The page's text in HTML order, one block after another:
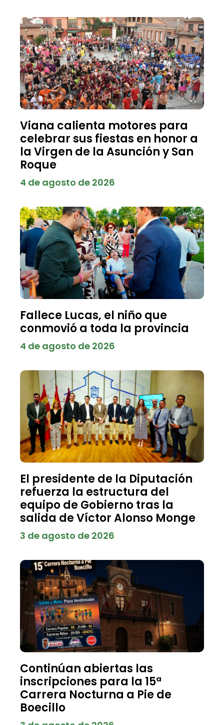
Viana calienta motores para
celebrar sus fiestas en honor a
la Virgen de la Asunción y San
Roque
4 de agosto de 2026
Fallece Lucas, el niño que
conmovió a toda la provincia
4 de agosto de 2026
El presidente de la Diputación
refuerza la estructura del
equipo de Gobierno tras la
salida de Víctor Alonso Monge
3 de agosto de 2026
Continúan abiertas las
inscripciones para la 15ª
Carrera Nocturna a Pie de
Boecillo